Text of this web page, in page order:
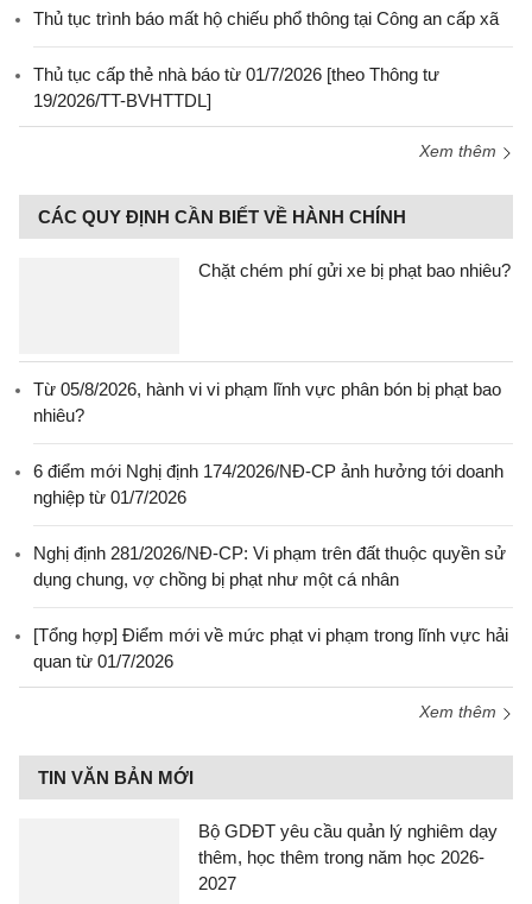
Thủ tục trình báo mất hộ chiếu phổ thông tại Công an cấp xã
Thủ tục cấp thẻ nhà báo từ 01/7/2026 [theo Thông tư
19/2026/TT-BVHTTDL]
Xem thêm
CÁC QUY ĐỊNH CẦN BIẾT VỀ HÀNH CHÍNH
Chặt chém phí gửi xe bị phạt bao nhiêu?
Từ 05/8/2026, hành vi vi phạm lĩnh vực phân bón bị phạt bao
nhiêu?
6 điểm mới Nghị định 174/2026/NĐ-CP ảnh hưởng tới doanh
nghiệp từ 01/7/2026
Nghị định 281/2026/NĐ-CP: Vi phạm trên đất thuộc quyền sử
dụng chung, vợ chồng bị phạt như một cá nhân
[Tổng hợp] Điểm mới về mức phạt vi phạm trong lĩnh vực hải
quan từ 01/7/2026
Xem thêm
TIN VĂN BẢN MỚI
Bộ GDĐT yêu cầu quản lý nghiêm dạy
thêm, học thêm trong năm học 2026-
2027